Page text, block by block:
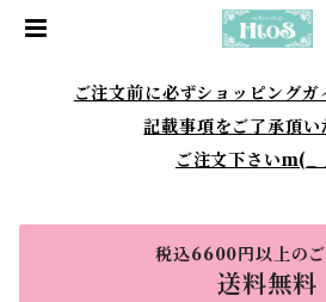
ご注文前に必ずショッピングガ
記載事項をご了承頂い
ご注文下さいm(_
税込6600円以上の
送料無料